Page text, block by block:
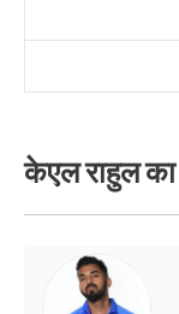
केएल राहुल का